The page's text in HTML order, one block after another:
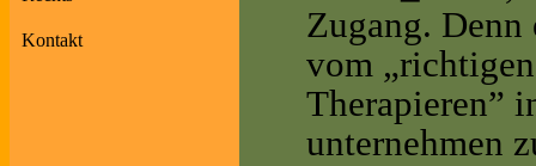
Kontakt
Zugang.
vom
Therapieren”
unternehmen